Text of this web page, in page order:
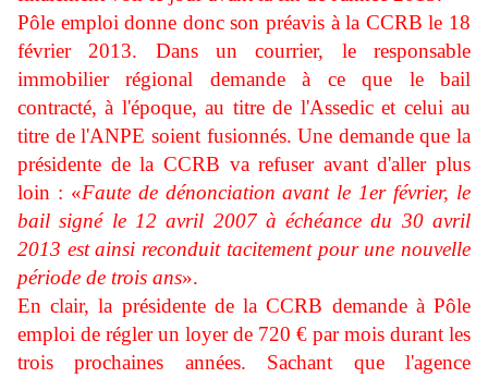
Pôle emploi donne donc son préavis à la CCRB le 18
février 2013. Dans un courrier, le responsable
immobilier régional demande à ce que le bail
contracté, à l'époque, au titre de l'Assedic et celui au
titre de l'ANPE soient fusionnés. Une demande que la
présidente de la CCRB va refuser avant d'aller plus
loin : «Faute de dénonciation avant le 1er février, le
bail signé le 12 avril 2007 à échéance du 30 avril
2013 est ainsi reconduit tacitement pour une nouvelle
période de trois ans».
En clair, la présidente de la CCRB demande à Pôle
emploi de régler un loyer de 720 € par mois durant les
trois prochaines années. Sachant que l'agence